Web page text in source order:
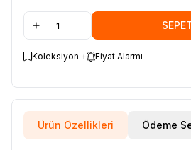
Koleksiyon + Fiyat Alarmı
Ürün Özellikleri Ödeme